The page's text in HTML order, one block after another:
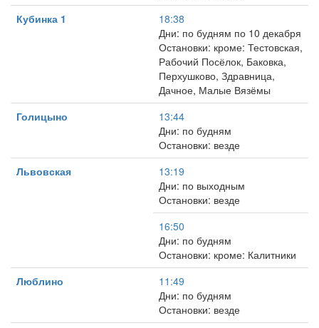
Кубинка 1
18:38
Дни: по будням по 10 декабря
Остановки: кроме: Тестовская,
Рабочий Посёлок, Баковка,
Перхушково, Здравница,
Дачное, Малые Вязёмы
Голицыно
13:44
Дни: по будням
Остановки: везде
Львовская
13:19
Дни: по выходным
Остановки: везде
16:50
Дни: по будням
Остановки: кроме: Калитники
Люблино
11:49
Дни: по будням
Остановки: везде